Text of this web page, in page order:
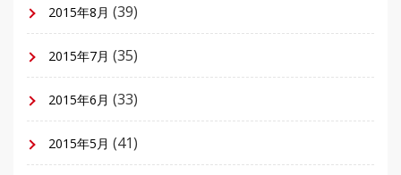
2015年8月 (39)
2015年7月 (35)
2015年6月 (33)
2015年5月 (41)